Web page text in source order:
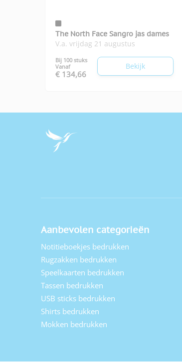
The North Face Sangro jas dames
V.a. vrijdag 21 augustus
Bij 100 stuks
Vanaf
€ 134,66
Bekijk
Aanbevolen categorieën
Notitieboekjes bedrukken
Rugzakken bedrukken
Speelkaarten bedrukken
Tassen bedrukken
USB sticks bedrukken
Shirts bedrukken
Mokken bedrukken